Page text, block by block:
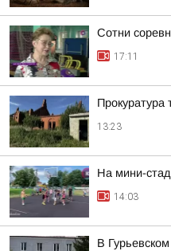
Сотни
17:11
Прокуратура
13:23
На мини-
14:03
В